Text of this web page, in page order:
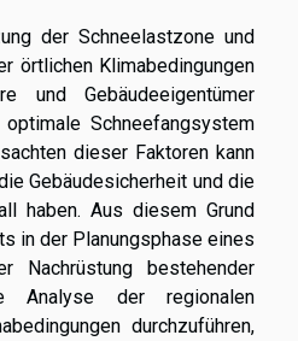
der Schneelastzone und
örtlichen Klimabedingungen
und Gebäudeeigentümer
Schneefangsystem
dieser Faktoren kann
Gebäudesicherheit und die
haben. Aus diesem Grund
in der Planungsphase eines
Nachrüstung bestehender
Analyse der regionalen
durchzuführen,